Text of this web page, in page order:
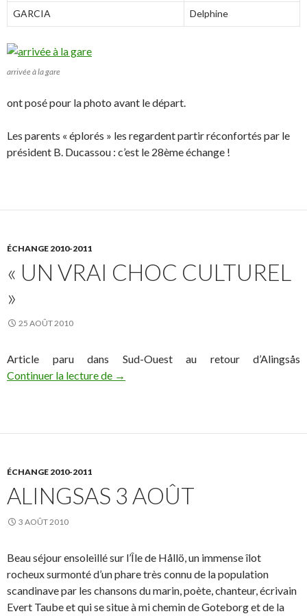
GARCIA Delphine
arrivée à la gare
ont posé pour la photo avant le départ.
Les parents « éplorés » les regardent partir réconfortés par le
président B. Ducassou : c’est le 28ème échange !
ÉCHANGE 2010-2011
« UN VRAI CHOC CULTUREL
»
25 AOÛT 2010
Article paru dans Sud-Ouest au retour d’Alingsås
Continuer la lecture de « Un vrai choc culturel »
→
ÉCHANGE 2010-2011
ALINGSAS 3 AOÛT
3 AOÛT 2010
Beau séjour ensoleillé sur l’Île de Hållö, un immense îlot
rocheux surmonté d’un phare très connu de la population
scandinave par les chansons du marin, poète, chanteur, écrivain
Evert Taube et qui se situe à mi chemin de Goteborg et de la